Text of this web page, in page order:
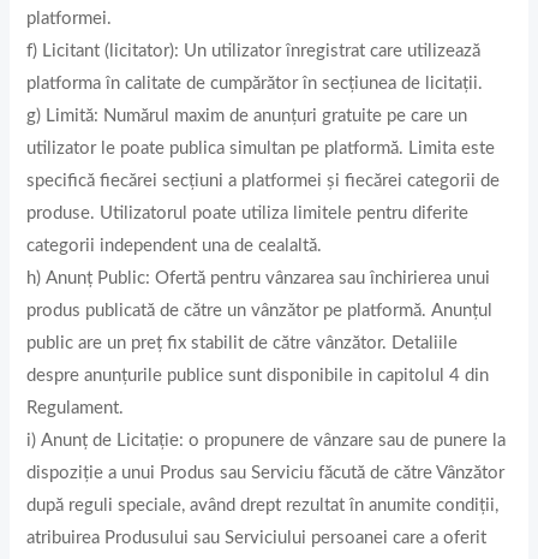
platformei.
f) Licitant (licitator): Un utilizator înregistrat care utilizează
platforma în calitate de cumpărător în secțiunea de licitații.
g) Limită: Numărul maxim de anunțuri gratuite pe care un
utilizator le poate publica simultan pe platformă. Limita este
specifică fiecărei secţiuni a platformei și fiecărei categorii de
produse. Utilizatorul poate utiliza limitele pentru diferite
categorii independent una de cealaltă.
h) Anunț Public: Ofertă pentru vânzarea sau închirierea unui
produs publicată de către un vânzător pe platformă. Anunțul
public are un preț fix stabilit de către vânzător. Detaliile
despre anunțurile publice sunt disponibile in capitolul 4 din
Regulament.
i) Anunț de Licitație: o propunere de vânzare sau de punere la
dispoziție a unui Produs sau Serviciu făcută de către Vânzător
după reguli speciale, având drept rezultat în anumite condiții,
atribuirea Produsului sau Serviciului persoanei care a oferit